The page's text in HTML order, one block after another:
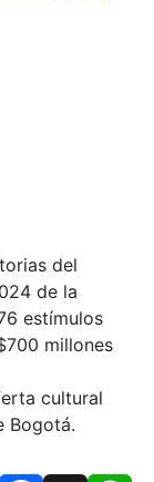
del
de la
estímulos
millones
cultural
Bogotá.